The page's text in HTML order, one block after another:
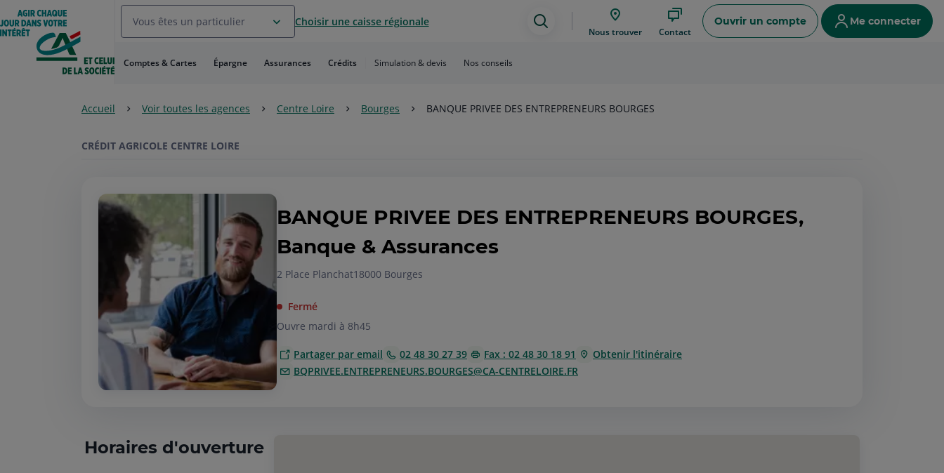
Aller
au
Menu
Aller au
Contenu
Vous êtes un particulier Choisir une caisse régionale
Assistance
Nous trouver Contact
Ouvrir un compte Me connecter
Comptes & Cartes Épargne Assurances Crédits Simulation & devis Nos conseils
Accueil Voir toutes les agences Centre Loire Bourges BANQUE PRIVEE DES ENTREPRENEURS BOURGES
CRÉDIT AGRICOLE CENTRE LOIRE
BANQUE PRIVEE DES ENTREPRENEURS BOURGES,
Banque & Assurances
2 Place Planchat18000 Bourges
Fermé
Ouvre mardi à 8h45
Partager par email 02 48 30 27 39 Fax : 02 48 30 18 91
Obtenir l'itinéraire
BQPRIVEE.ENTREPRENEURS.BOURGES@CA-CENTRELOIRE.FR
Horaires d'ouverture